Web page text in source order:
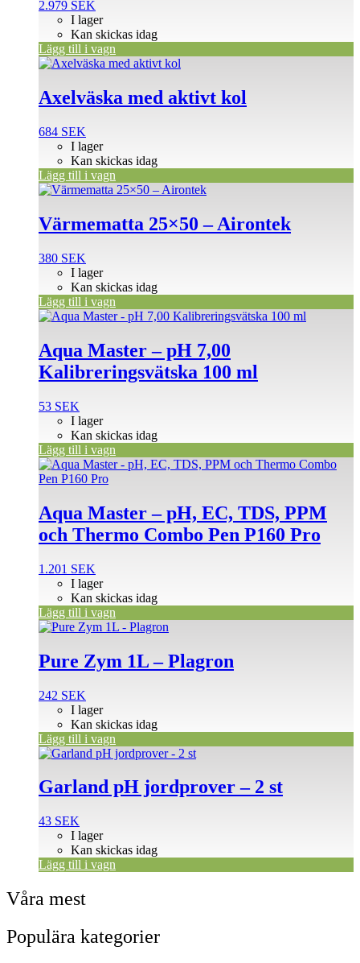
2.979 SEK
I lager
Kan skickas idag
Lägg till i vagn
Axelväska med aktivt kol
684 SEK
I lager
Kan skickas idag
Lägg till i vagn
Värmematta 25×50 – Airontek
380 SEK
I lager
Kan skickas idag
Lägg till i vagn
Aqua Master – pH 7,00
Kalibreringsvätska 100 ml
53 SEK
I lager
Kan skickas idag
Lägg till i vagn
Aqua Master – pH, EC, TDS, PPM
och Thermo Combo Pen P160 Pro
1.201 SEK
I lager
Kan skickas idag
Lägg till i vagn
Pure Zym 1L – Plagron
242 SEK
I lager
Kan skickas idag
Lägg till i vagn
Garland pH jordprover – 2 st
43 SEK
I lager
Kan skickas idag
Lägg till i vagn
Våra mest
Populära kategorier